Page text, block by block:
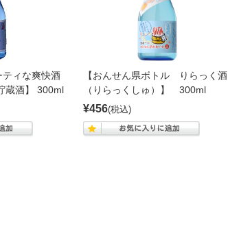
ィな爽快酒
蔵酒】 300ml
【おんせん県ボトル りらっく酒
（りらっくしゅ）】 300ml
¥456(税込)